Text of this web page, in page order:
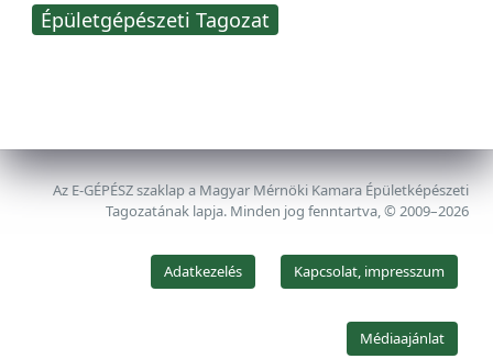
Épületgépészeti Tagozat
Az E-GÉPÉSZ szaklap a Magyar Mérnöki Kamara Épületképészeti
Tagozatának lapja. Minden jog fenntartva, © 2009–2026
Adatkezelés Kapcsolat, impresszum
Médiaajánlat